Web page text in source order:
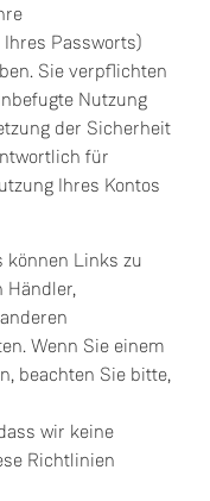
Passworts)
Sie verpflichten
Nutzung
der Sicherheit
für
Ihres Kontos
können Links zu
Händler,
Wenn Sie einem
beachten Sie bitte,
wir keine
Richtlinien